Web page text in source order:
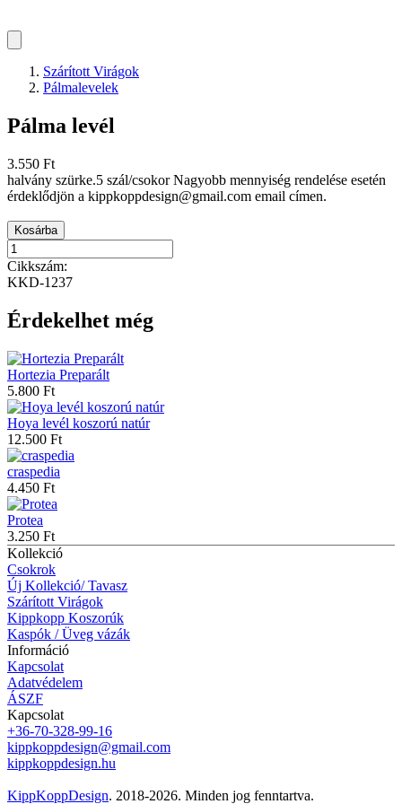
Szárított Virágok
Pálmalevelek
Pálma levél
3.550 Ft
halvány szürke.5 szál/csokor Nagyobb mennyiség rendelése esetén
érdeklődjön a kippkoppdesign@gmail.com email címen.
Kosárba
Cikkszám:
KKD-1237
Érdekelhet még
Hortezia Preparált
5.800 Ft
Hoya levél koszorú natúr
12.500 Ft
craspedia
4.450 Ft
Protea
3.250 Ft
Kollekció
Csokrok
Új Kollekció/ Tavasz
Szárított Virágok
Kippkopp Koszorúk
Kaspók / Üveg vázák
Információ
Kapcsolat
Adatvédelem
ÁSZF
Kapcsolat
+36-70-328-99-16
kippkoppdesign@gmail.com
kippkoppdesign.hu
KippKoppDesign. 2018-2026. Minden jog fenntartva.